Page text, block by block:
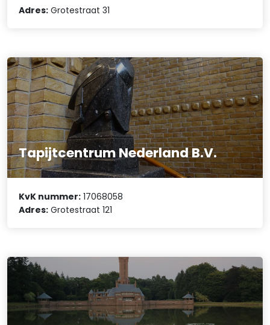
Adres: Grotestraat 31
Tapijtcentrum Nederland B.V.
KvK nummer: 17068058
Adres: Grotestraat 121